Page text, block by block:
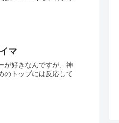
マ
が好きなんですが、神
のトップには反応して